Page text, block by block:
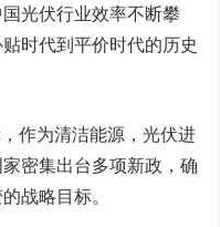
光伏行业效率不断攀
时代到平价时代的历史
作为清洁能源，光伏进
密集出台多项新政，确
战略目标。